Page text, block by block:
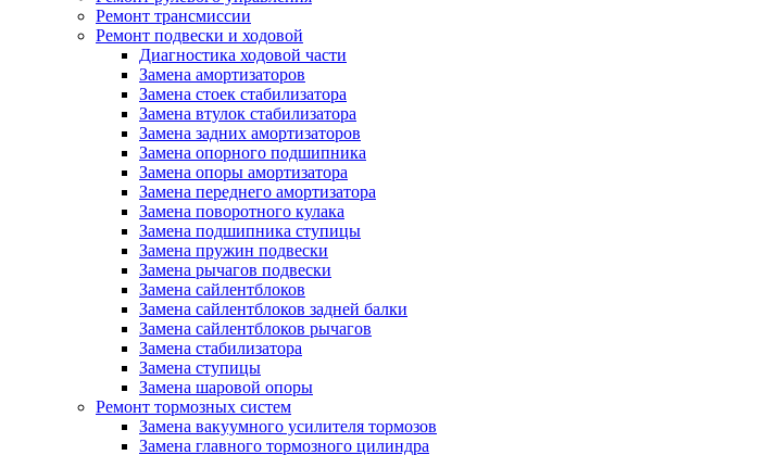
Ремонт трансмиссии
Ремонт подвески и ходовой
Диагностика ходовой части
Замена амортизаторов
Замена стоек стабилизатора
Замена втулок стабилизатора
Замена задних амортизаторов
Замена опорного подшипника
Замена опоры амортизатора
Замена переднего амортизатора
Замена поворотного кулака
Замена подшипника ступицы
Замена пружин подвески
Замена рычагов подвески
Замена сайлентблоков
Замена сайлентблоков задней балки
Замена сайлентблоков рычагов
Замена стабилизатора
Замена ступицы
Замена шаровой опоры
Ремонт тормозных систем
Замена вакуумного усилителя тормозов
Замена главного тормозного цилиндра